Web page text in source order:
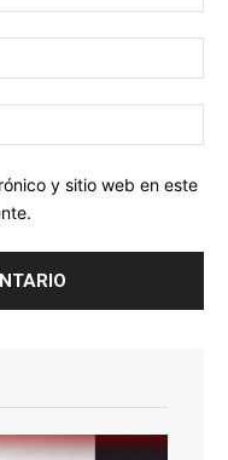
y sitio web en este